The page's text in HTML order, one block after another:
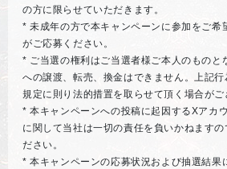
の方に限らせていただきます。
* 未成年の方で本キャンペーンに参加をご希
がご応募ください。
* ご当選の権利はご当選者様ご本人のものと
への譲渡、転売、換金はできません。上記
規定に則り法的措置を取らせて頂く場合がご
* 本キャンペーンへの投稿に起因するXアカ
に関して当社は一切の責任を負いかねますの
ださい。
* 本キャンペーンの応募状況および抽選結果